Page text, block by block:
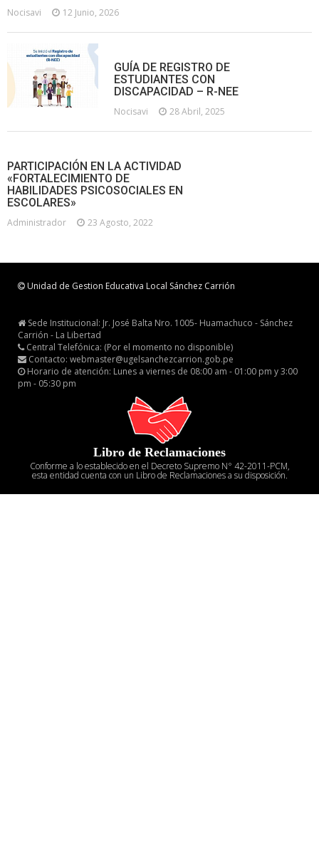
Nocisavi 12 Junio, 2026
GUÍA DE REGISTRO DE
ESTUDIANTES CON
DISCAPACIDAD – R-NEE
Nocisavi 28 Abril, 2025
PARTICIPACIÓN EN LA ACTIVIDAD
«FORTALECIMIENTO DE
HABILIDADES PSICOSOCIALES EN
ESCOLARES»
Administrador 23 Agosto, 2022
Unidad de Gestion Educativa Local Sánchez Carrión
Sede Institucional: Jr. José Balta Nro. 1005- Huamachuco - Sánchez
Carrión - La Libertad
Central Telefónica: (Por el momento no disponible)
Contacto: webmaster@ugelsanchezcarrion.gob.pe
Horario de atención: Lunes a viernes de 08:00 am - 01:00 pm y 3:00
pm - 05:30 pm
Libro de Reclamaciones
Conforme a lo establecido en el Decreto Supremo N° 42-2011-PCM,
esta entidad cuenta con un Libro de Reclamaciones a su disposición.